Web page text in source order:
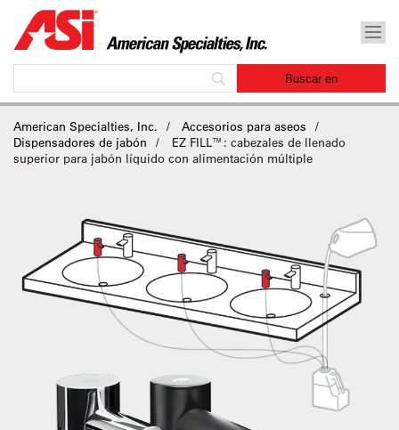
American Specialties, Inc.
Accesorios para aseos
Dispensadores de jabón
EZ FILL™: cabezales de llenado
superior para jabón líquido con alimentación múltiple